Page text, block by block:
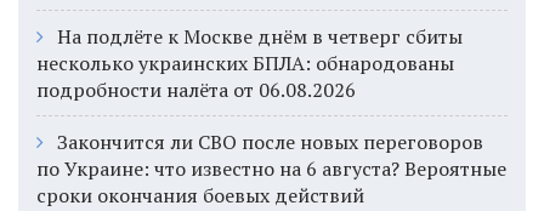
На подлёте к Москве днём в четверг сбиты
несколько украинских БПЛА: обнародованы
подробности налёта от 06.08.2026
Закончится ли СВО после новых переговоров
по Украине: что известно на 6 августа? Вероятные
сроки окончания боевых действий